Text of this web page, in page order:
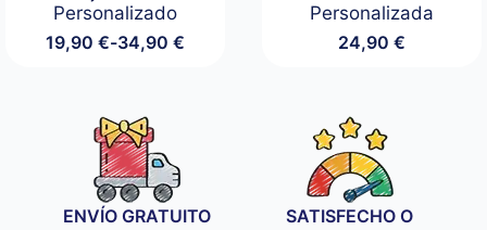
Personalizado
19,90€-34,90€
Rango
desde
19,90 €
hasta
34,90 €
Personalizada
24,90 €
ENVÍO GRATUITO
SATISFECHO O